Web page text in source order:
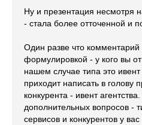
Ну и презентация несмотря
- стала более отточенной и
Один разве что
формулировкой - у кого вы
нашем случае типа это
приходит написать в голову
конкурента - ивент
дополнительных вопросов -
сервисов и конкурентов у